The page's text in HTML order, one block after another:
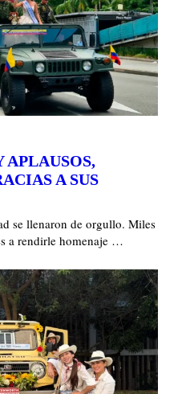
APLAUSOS,
A SUS
se llenaron de orgullo. Miles
a rendirle homenaje …